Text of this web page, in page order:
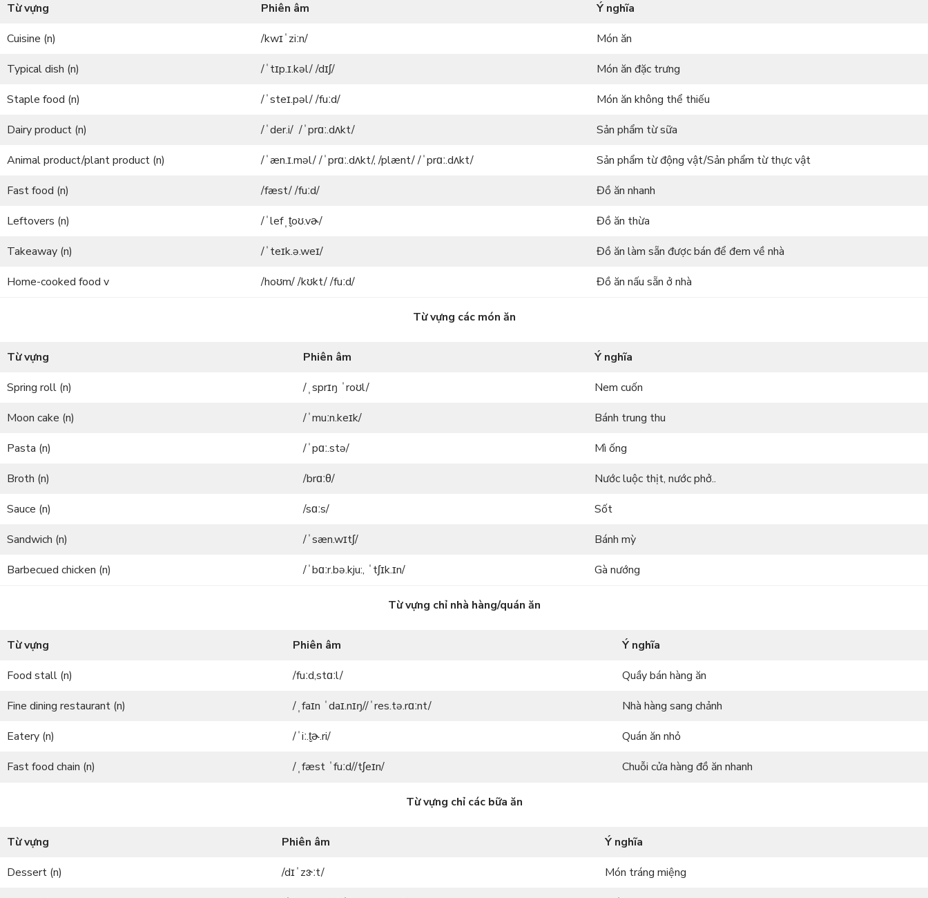
Từ vựng Phiên âm
Ý nghĩa
Cuisine (n)
/kwɪˈziːn/
Món ăn
Typical dish (n)
/ˈtɪp.ɪ.kəl/ /dɪʃ/
Món ăn đặc trưng
Staple food (n)
/ˈsteɪ.pəl/ /fuːd/
Món ăn không thể thiếu
Dairy product (n)
/ˈder.i/ /ˈprɑː.dʌkt/
Sản phẩm từ sữa
Animal product/plant product (n)
/ˈæn.ɪ.məl/ /ˈprɑː.dʌkt/, /plænt/ /ˈprɑː.dʌkt/
Sản phẩm từ động vật/Sản phẩm từ thực vật
Fast food (n)
/fæst/ /fuːd/
Đồ ăn nhanh
Leftovers (n)
/ˈlefˌt̬oʊ.vɚ/
Đồ ăn thừa
Takeaway (n)
/ˈteɪk.ə.weɪ/
Đồ ăn làm sẵn được bán để đem về nhà
Home-cooked food v
/hoʊm/ /kʊkt/ /fuːd/ Đồ ăn nấu sẵn ở nhà
Từ vựng các món ăn
Từ vựng Phiên âm
Ý nghĩa
Spring roll (n)
/ˌsprɪŋ ˈroʊl/
Nem cuốn
Moon cake (n)
/ˈmuːn.keɪk/
Bánh trung thu
Pasta (n)
/ˈpɑː.stə/
Mì ống
Broth (n)
/brɑːθ/
Nước luộc thịt, nước phở..
Sauce (n)
/sɑːs/
Sốt
Sandwich (n)
/ˈsæn.wɪtʃ/
Bánh mỳ
Barbecued chicken (n)
/ˈbɑːr.bə.kju:, ˈtʃɪk.ɪn/ Gà nướng
Từ vựng chỉ nhà hàng/quán ăn
Từ vựng Phiên âm
Ý nghĩa
Food stall (n)
/fuːd,stɑːl/
Quầy bán hàng ăn
Fine dining restaurant (n)
/ˌfaɪn ˈdaɪ.nɪŋ//ˈres.tə.rɑːnt/
Nhà hàng sang chảnh
Eatery (n)
/ˈiː.t̬ɚ.ri/
Quán ăn nhỏ
Fast food chain (n)
/ˌfæst ˈfuːd//tʃeɪn/ Chuỗi cửa hàng đồ ăn nhanh
Từ vựng chỉ các bữa ăn
Từ vựng Phiên âm
Ý nghĩa
Dessert (n)
/dɪˈzɝːt/
Món tráng miệng